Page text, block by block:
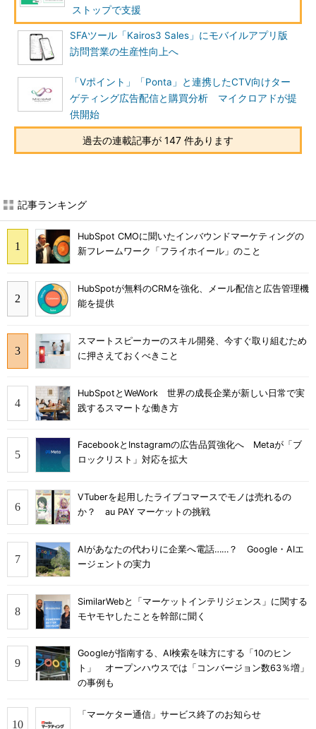
ストップで支援
SFAツール「Kairos3 Sales」にモバイルアプリ版
訪問営業の生産性向上へ
「Vポイント」「Ponta」と連携したCTV向けター
ゲティング広告配信と購買分析 マイクロアドが提
供開始
過去の連載記事が 147 件あります
記事ランキング
HubSpot CMOに聞いたインバウンドマーケティングの
新フレームワーク「フライホイール」のこと
HubSpotが無料のCRMを強化、メール配信と広告管理機
能を提供
スマートスピーカーのスキル開発、今すぐ取り組むため
に押さえておくべきこと
HubSpotとWeWork 世界の成長企業が新しい日常で実
践するスマートな働き方
FacebookとInstagramの広告品質強化へ Metaが「ブ
ロックリスト」対応を拡大
VTuberを起用したライブコマースでモノは売れるの
か？ au PAY マーケットの挑戦
AIがあなたの代わりに企業へ電話……？ Google・AIエ
ージェントの実力
SimilarWebと「マーケットインテリジェンス」に関する
モヤモヤしたことを幹部に聞く
Googleが指南する、AI検索を味方にする「10のヒン
ト」 オープンハウスでは「コンバージョン数63％増」
の事例も
「マーケター通信」サービス終了のお知らせ